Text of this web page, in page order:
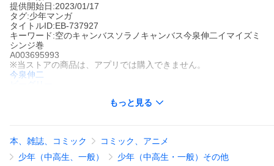
提供開始日:2023/01/17
タグ:少年マンガ
タイトルID:EB-737927
キーワード:空のキャンバスソラノキャンバス今泉伸二イマイズミ
シンジ巻
A003695993
※当ストアの商品は、アプリでは購入できません。
今泉伸二
体操女子のジュニアチャンピオン・赤城榛名の所属する体操クラ
れる少女の愛と感動の青春ラブストーリー
空のキャンバスの作品をもっと見る
もっと見る
本、雑誌、コミック
コミック、アニメ
少年（中高生、一般）
少年（中高生・一般）その他